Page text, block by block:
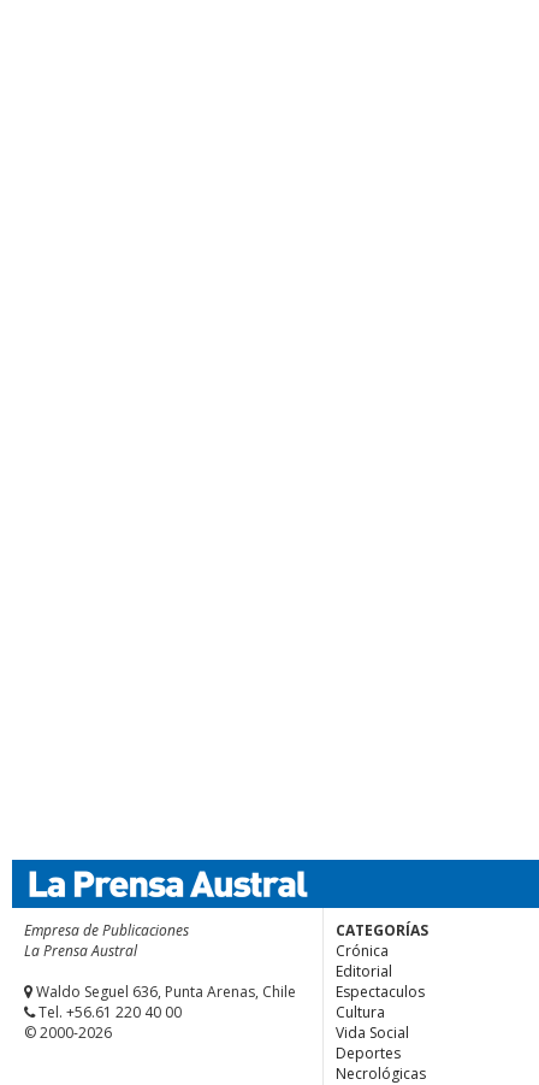
Empresa de Publicaciones
La Prensa Austral
Waldo Seguel 636, Punta Arenas, Chile
Tel. +56.61 220 40 00
© 2000-2026
CATEGORÍAS
Crónica
Editorial
Espectaculos
Cultura
Vida Social
Deportes
Necrológicas